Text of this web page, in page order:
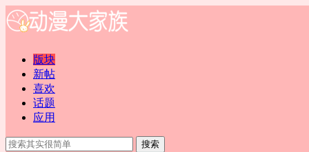
版块
新帖
喜欢
话题
应用
搜索